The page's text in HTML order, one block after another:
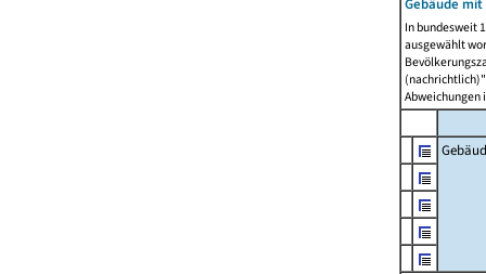
In bundesweit
ausgewählt
Abweichungen